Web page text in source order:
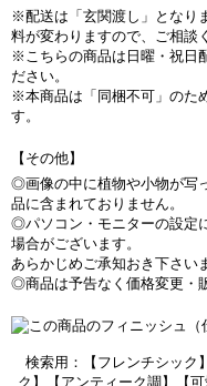
※配送は「玄関渡し」となり
料が変わりますので、ご相談
※こちらの商品は日曜・祝日
ださい。
※本商品は「同梱不可」のた
す。
【その他】
◎画像の中に植物や小物が写
品に含まれておりません。
◎パソコン・モニターの設定
場合がございます。
あらかじめご承知おき下さい
◎商品は予告なく価格変更・
検索用：【フレンチシック
ク】【アンティーク調】【